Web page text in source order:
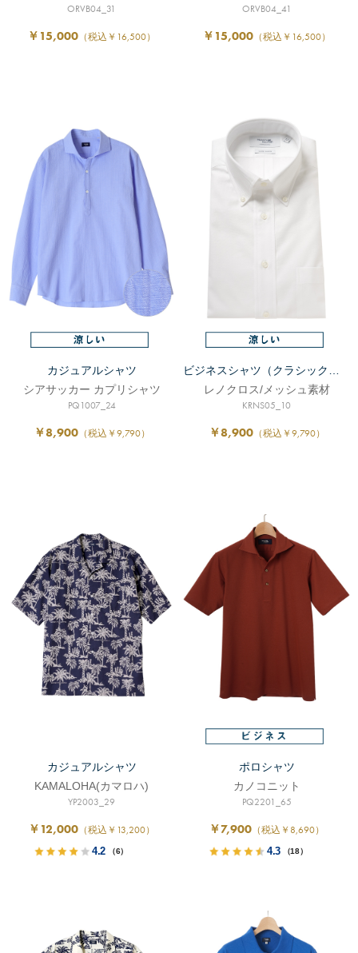
ORVB04_31
￥15,000 （税込￥16,500）
ORVB04_41
￥15,000 （税込￥16,500）
カジュアルシャツ
シアサッカー カプリシャツ
PQ1007_24
￥8,900（税込￥9,790）
レノクロス/メッシュ素材
KRNS05_10
￥8,900（税込￥9,790）
カジュアルシャツ
KAMALOHA(カマロハ)
YP2003_29
￥12,000 （税込￥13,200）
4.2 （6）
ポロシャツ
カノコニット
PQ2201_65
￥7,900 （税込￥8,690）
4.3 （18）